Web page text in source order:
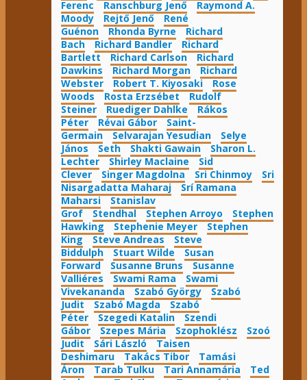
Ferenc
Ranschburg Jenő
Raymond A.
Moody
Rejtő Jenő
René
Guénon
Rhonda Byrne
Richard
Bach
Richard Bandler
Richard
Bartlett
Richard Carlson
Richard
Dawkins
Richard Morgan
Richard
Webster
Robert T. Kiyosaki
Rose
Woods
Rosta Erzsébet
Rudolf
Steiner
Ruediger Dahlke
Rákos
Péter
Révai Gábor
Saint-
Germain
Selvarajan Yesudian
Selye
János
Seth Shakti Gawain
Sharon L.
Lechter
Shirley Maclaine
Sid
Clever
Singer Magdolna Sri Chinmoy
Sri
Nisargadatta Maharaj
Srí Ramana
Maharsi
Stanislav
Grof
Stendhal Stephen Arroyo
Stephen
Hawking
Stephenie Meyer
Stephen
King
Steve Andreas
Steve
Biddulph
Stuart Wilde
Susan
Forward
Susanne Bruns
Susanne
Valliéres
Swami Rama
Swami
Vivekananda
Szabó György
Szabó
Judit
Szabó Magda
Szabó
Péter
Szegedi Katalin
Szendi
Gábor
Szepes Mária Szophoklész
Szoó
Judit
Sári László
Taisen
Deshimaru
Takács Tibor
Tamási
Áron
Tarab Tulku Tari Annamária
Ted